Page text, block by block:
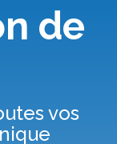
de
vos